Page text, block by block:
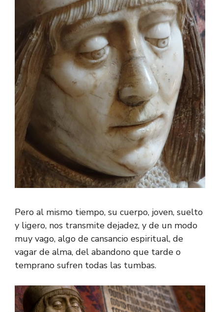
Pero al mismo tiempo, su cuerpo, joven, suelto
y ligero, nos transmite dejadez, y de un modo
muy vago, algo de cansancio espiritual, de
vagar de alma, del abandono que tarde o
temprano sufren todas las tumbas.